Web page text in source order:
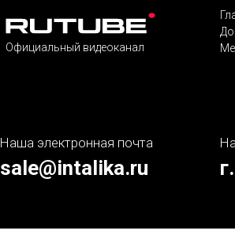
Официальный видеоканал
Наша электронная почта
sale@intalika.ru